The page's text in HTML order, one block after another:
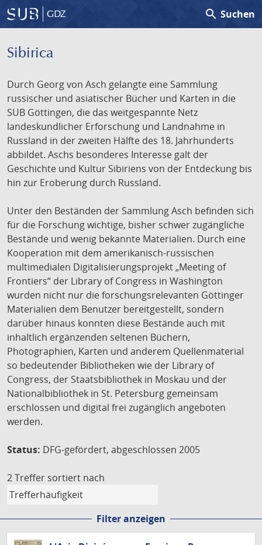
GDZ search Suchen
Sibirica
Durch Georg von Asch gelangte eine Sammlung
russischer und asiatischer Bücher und Karten in die
SUB Göttingen, die das weitgespannte Netz
landeskundlicher Erforschung und Landnahme in
Russland in der zweiten Hälfte des 18. Jahrhunderts
abbildet. Aschs besonderes Interesse galt der
Geschichte und Kultur Sibiriens von der Entdeckung bis
hin zur Eroberung durch Russland.
Unter den Beständen der Sammlung Asch befinden sich
für die Forschung wichtige, bisher schwer zugängliche
Bestände und wenig bekannte Materialien. Durch eine
Kooperation mit dem amerikanisch-russischen
multimedialen Digitalisierungsprojekt „Meeting of
Frontiers“ der Library of Congress in Washington
wurden nicht nur die forschungsrelevanten Göttinger
Materialien dem Benutzer bereitgestellt, sondern
darüber hinaus konnten diese Bestände auch mit
inhaltlich ergänzenden seltenen Büchern,
Photographien, Karten und anderem Quellenmaterial
so bedeutender Bibliotheken wie der Library of
Congress, der Staatsbibliothek in Moskau und der
Nationalbibliothek in St. Petersburg gemeinsam
erschlossen und digital frei zugänglich angeboten
werden.
Status: DFG-gefördert, abgeschlossen 2005
2 Treffer sortiert nach
Filter anzeigen